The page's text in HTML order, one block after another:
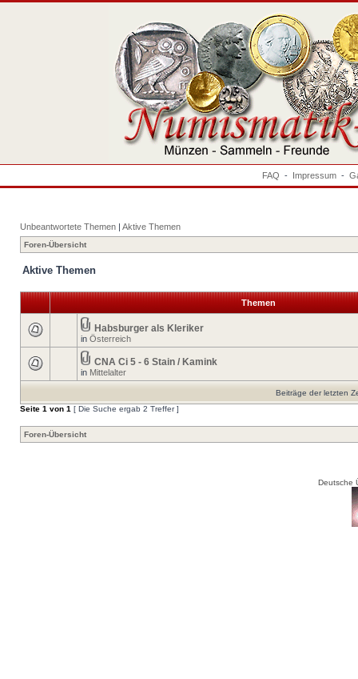
FAQ - Impressum -
Unbeantwortete Themen | Aktive Themen
Foren-Übersicht
Aktive Themen
Themen
Habsburger als Kleriker
in Österreich
CNA Ci 5 - 6 Stain / Kamink
in Mittelalter
Beiträge der letzten
Seite 1 von 1 [ Die Suche ergab 2 Treffer ]
Foren-Übersicht
Deutsche